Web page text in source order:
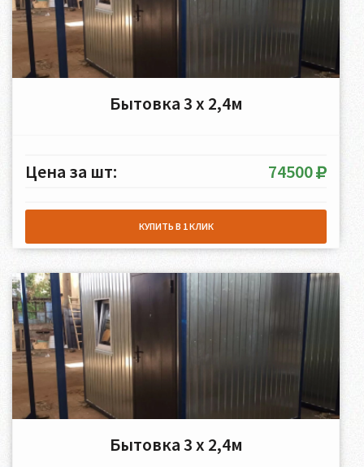
Бытовка 3 х 2,4м
Цена за шт: 74500
КУПИТЬ В 1 КЛИК
Бытовка 3 х 2,4м